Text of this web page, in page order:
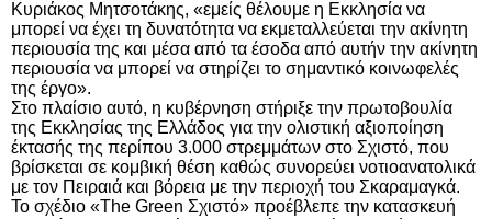
Κυριάκος Μητσοτάκης, «εμείς θέλουμε η Εκκλησία να
μπορεί να έχει τη δυνατότητα να εκμεταλλεύεται την ακίνητη
περιουσία της και μέσα από τα έσοδα από αυτήν την ακίνητη
περιουσία να μπορεί να στηρίζει το σημαντικό κοινωφελές
της έργο».
Στο πλαίσιο αυτό, η κυβέρνηση στήριξε την πρωτοβουλία
της Εκκλησίας της Ελλάδος για την ολιστική αξιοποίηση
έκτασής της περίπου 3.000 στρεμμάτων στο Σχιστό, που
βρίσκεται σε κομβική θέση καθώς συνορεύει νοτιοανατολικά
με τον Πειραιά και βόρεια με την περιοχή του Σκαραμαγκά.
Το σχέδιο «The Green Σχιστό» προέβλεπε την κατασκευή